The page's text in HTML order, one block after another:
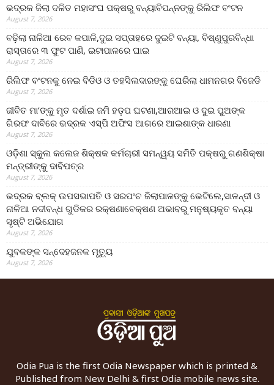
ଭଦ୍ରକ ଜିଲା ଦଳିତ ମହାସଂଘ ପକ୍ଷରୁ ବନ୍ୟାବିପନ୍ନଙ୍କୁ ରିଲିଫ ବଂଟନ
August 7, 2026
ବଢ଼ିଲା ନାଳିଆ ରେବ କପାଳି,ଦୁଇ ସପ୍ତାହରେ ଦୁଇଟି ବନ୍ୟା, ବିଷ୍ଣୁପୁରବିନ୍ଧା
ରାସ୍ତାରେ ୩ ଫୁଟ ପାଣି, ଇଟାପାଳରେ ଘାଇ
August 7, 2026
ରିଲିଫ ବଂଟନକୁ ନେଇ ବିଡିଓ ଓ ତହସିଲଦାରଙ୍କୁ ଘେରିଲା ଧାମନଗର ବିଜେଡି
August 7, 2026
ଜୀବିତ ମା’ଙ୍କୁ ମୃତ ଦର୍ଶାଇ ଜମି ହଡ଼ପ ଘଟଣା,ଆରଆଇ ଓ ଦୁଇ ପୁଅଙ୍କ
ଗିରଫ ଦାବିରେ ଭଦ୍ରକ ଏସ୍‌ପି ଅଫିସ ଆଗରେ ଆଇଶାଙ୍କ ଧାରଣା
August 7, 2026
ଓଡ଼ିଶା ସ୍କୁଲ କଲେଜ ଶିକ୍ଷକ କର୍ମଚାରୀ ସମନ୍ୱୟ ସମିତି ପକ୍ଷରୁ ଗଣଶିକ୍ଷା
ମନ୍ତ୍ରୀଙ୍କୁ ଦାବିପତ୍ର
August 7, 2026
ଭଦ୍ରକ ବ୍ଲକ୍ ଉପସଭାପତି ଓ ସରପଂଚ ଜିଲାପାଳଙ୍କୁ ଭେଟିଲେ,ସାଳନ୍ଦୀ ଓ
ନାଳିଆ ନଦୀବନ୍ଧ ଗୁଡିକର ରକ୍ଷଣାବେକ୍ଷଣ ଅଭାବରୁ ମନୁଷ୍ୟକୃତ ବନ୍ୟା
ସୃଷ୍ଟି ଅଭିଯୋଗ
August 7, 2026
ଯୁବକଙ୍କ ସନ୍ଦେହଜନକ ମୃତ୍ୟୁ
August 7, 2026
Odia Pua is the first Odia Newspaper which is printed &
Published from New Delhi & first Odia mobile news site.